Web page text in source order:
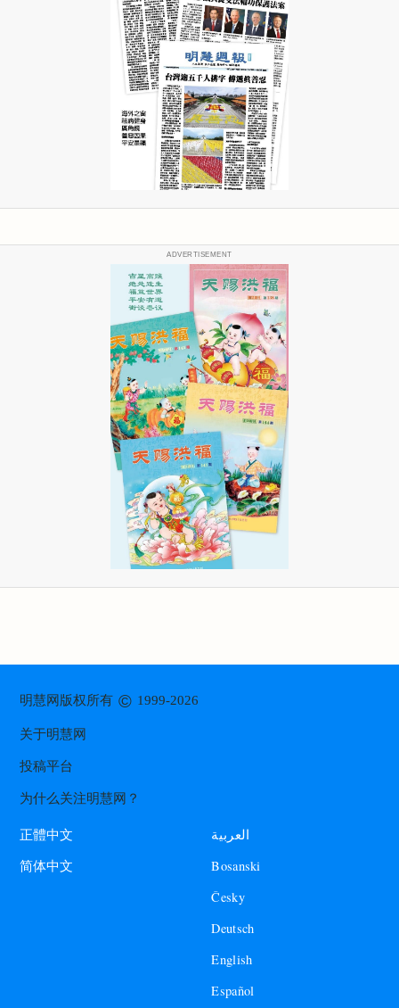
ADVERTISEMENT
明慧网版权所有© 1999-2026
关于明慧网
投稿平台
为什么关注明慧网？
正體中文
简体中文
العربية
Bosanski
Česky
Deutsch
English
Español